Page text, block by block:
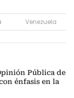
Venezuela
Pública de
énfasis en la